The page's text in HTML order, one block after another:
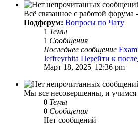
Всё связанное с работой
Подфорум: Вопросы по Чату
1 Темы
1 Сообщения
Последнее сообщение
Jeffreyrhita Перейти к
Март 18, 2025, 12:36 pm
Мы все несовершенны, и учимся
0 Темы
0 Сообщения
Нет сообщений